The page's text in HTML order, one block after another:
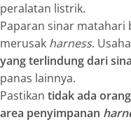
peralatan listrik.
Paparan sinar
merusak harness.
yang terlindung dari
panas lainnya.
Pastikan tidak ada
area penyimpanan